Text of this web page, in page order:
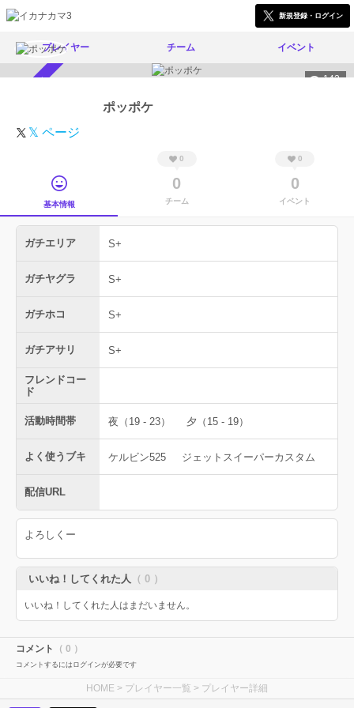
新規登録・ログイン
プレイヤー チーム イベント
142
ポッポケ
𝕏 ページ
基本情報
0
0
チーム
0
0
イベント
ガチエリア S+
ガチヤグラ S+
ガチホコ S+
ガチアサリ S+
フレンドコー
ド
活動時間帯 夜（19 - 23） 夕（15 - 19）
よく使うブキ ケルビン525 ジェットスイーパーカスタム
配信URL
よろしくー
いいね！してくれた人 （ 0 ）
いいね！してくれた人はまだいません。
コメント （ 0 ）
コメントするにはログインが必要です
HOME > プレイヤー一覧 > プレイヤー詳細